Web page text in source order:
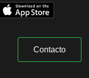
Contacto